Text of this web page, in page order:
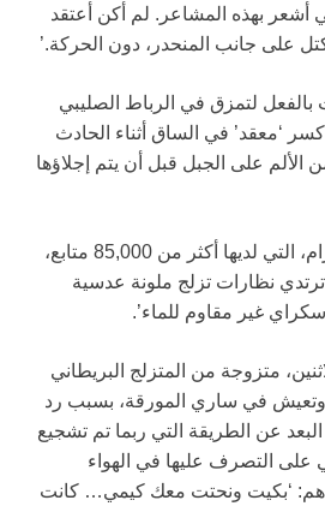
أشعر بهذه المشاعر. لم أكن أعتقد
على جانب المنحدر، دون الحركة.’
لتمزق في الرباط الصليبي
‘معقد’ في الساق أثناء الحادث
على الجبل قبل أن يتم إجلاؤها
على صفحتها في إنستغرام، التي لديها أكثر من 85,000 متابع،
نظارات تزلج ملونة عدسية
غير مقاوم للماء’.
متزوجة من المتزلج البريطاني
في ساري المورقة، بسبب رد
عن الطريقة التي ربما تم تشجيع
التصرف عليها في الهواء
‘بكيت ونحتت معك كيمي… كانت